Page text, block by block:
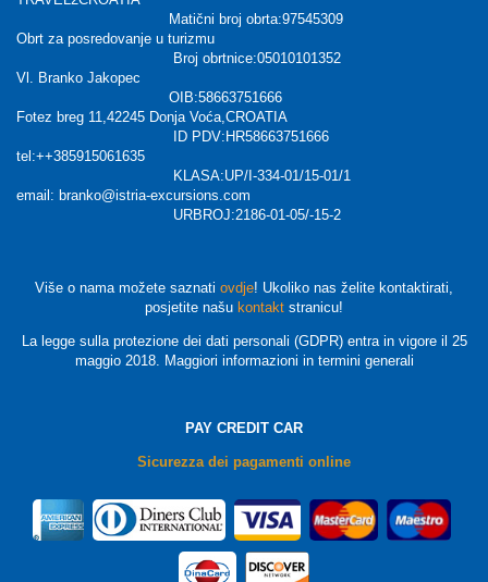
Matični broj obrta:97545309
Obrt za posredovanje u turizmu
Broj obrtnice:05010101352
Vl. Branko Jakopec
OIB:58663751666
Fotez breg 11,42245 Donja Voća,CROATIA
ID PDV:HR58663751666
tel:++385915061635
KLASA:UP/I-334-01/15-01/1
email: branko@istria-excursions.com
URBROJ:2186-01-05/-15-2
Više o nama možete saznati ovdje! Ukoliko nas želite kontaktirati,
posjetite našu kontakt stranicu!
La legge sulla protezione dei dati personali (GDPR) entra in vigore il 25
maggio 2018. Maggiori informazioni in termini generali
PAY CREDIT CAR
Sicurezza dei pagamenti online